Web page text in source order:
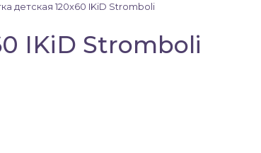
детская 120x60 IKiD Stromboli
IKiD Stromboli